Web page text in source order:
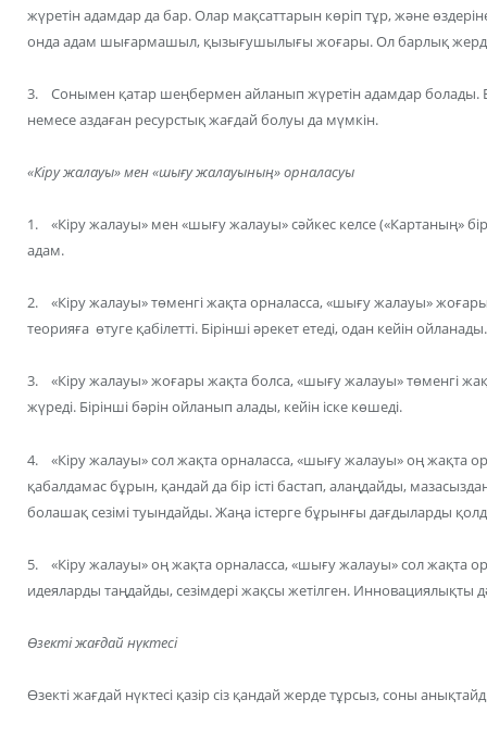
жүретін адамдар да бар. Олар мақсаттарын көріп тұр, және
онда адам шығармашыл, қызығушылығы жоғары. Ол барлық жерде
3. Сонымен қатар шеңбермен айланып жүретін адамдар болады.
немесе аздаған ресурстық жағдай болуы да мүмкін.
«Кіру жалауы» мен «шығу жалауының» орналасуы
1. «Кіру жалауы» мен «шығу жалауы» сәйкес келсе («Картаның» бір
адам.
2. «Кіру жалауы» төменгі жақта орналасса, «шығу жалауы»
теорияға өтуге қабілетті. Бірінші әрекет етеді, одан кейін ойланады.
3. «Кіру жалауы» жоғары жақта болса, «шығу жалауы» төменгі
жүреді. Бірінші бәрін ойланып алады, кейін іске көшеді.
4. «Кіру жалауы» сол жақта орналасса, «шығу жалауы» оң жақта
қабалдамас бұрын, қандай да бір істі бастап, алаңдайды,
болашақ сезімі туындайды. Жаңа істерге бұрынғы дағдыларды
5. «Кіру жалауы» оң жақта орналасса, «шығу жалауы» сол жақта
идеяларды таңдайды, сезімдері жақсы жетілген. Инновациялықты
Өзекті жағдай нүктесі
Өзекті жағдай нүктесі қазір сіз қандай жерде тұрсыз, соны